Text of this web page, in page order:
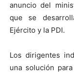
anuncio del
que se
Ejército y la PDI.
Los dirigentes
una solución